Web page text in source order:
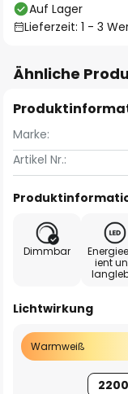
Auf Lager
Lieferzeit: 1 - 3
Ähnliche
Marke:
Artikel Nr.:
Dimmbar
ient
Lichtwirkung
Warmweiß